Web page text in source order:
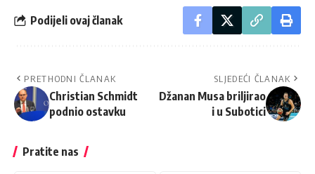
Podijeli ovaj članak
PRETHODNI ČLANAK
Christian Schmidt
podnio ostavku
SLJEDEĆI ČLANAK
Džanan Musa briljirao
i u Subotici
Pratite nas